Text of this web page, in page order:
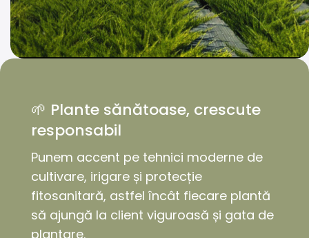
🌱 Plante sănătoase, crescute
responsabil
Punem accent pe tehnici moderne de
cultivare, irigare și protecție
fitosanitară, astfel încât fiecare plantă
să ajungă la client viguroasă și gata de
plantare.